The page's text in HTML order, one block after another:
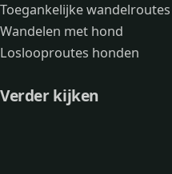
Toegankelijke wandelroutes
Wandelen met hond
Loslooproutes honden
Verder kijken